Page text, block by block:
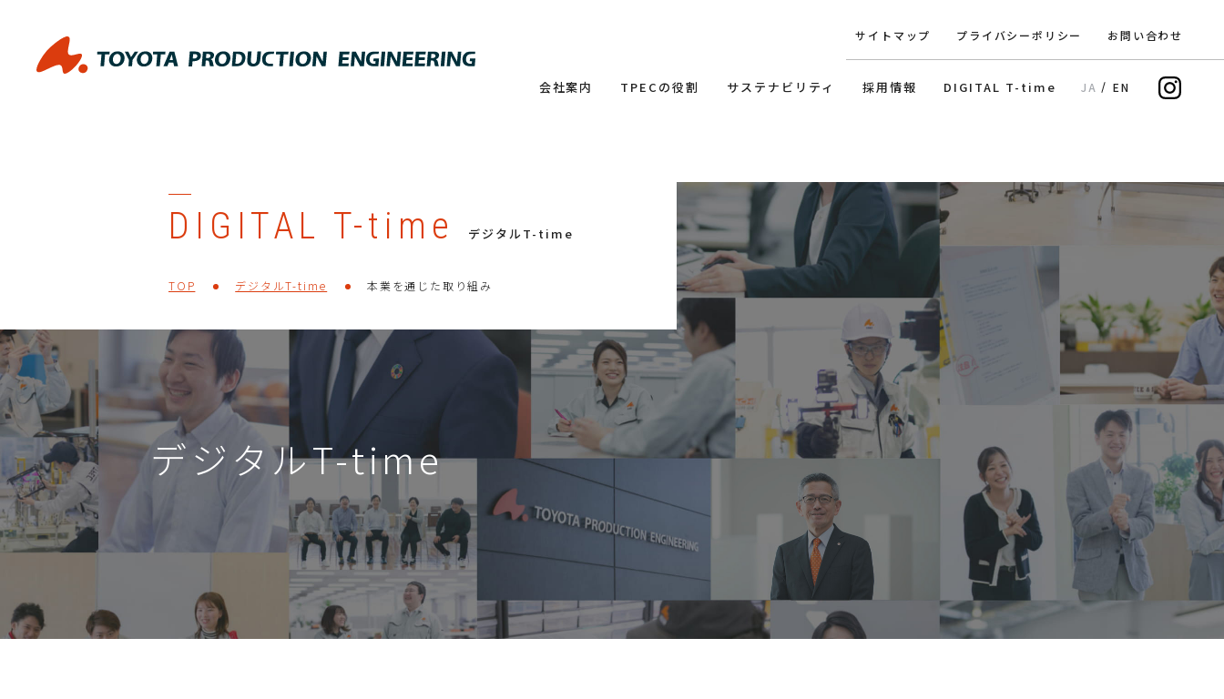
サイトマップ プライバシーポリシー お問い合わせ
会社案内 TPECの役割 サステナビリティ 採用情報 DIGITAL T-time JA EN
DIGITAL T-time デジタルT-time
TOP デジタルT-time 本業を通じた取り組み
デジタルT-time